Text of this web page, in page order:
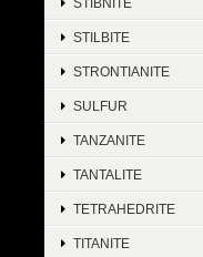
STIBNITE
STILBITE
STRONTIANITE
SULFUR
TANZANITE
TANTALITE
TETRAHEDRITE
TITANITE